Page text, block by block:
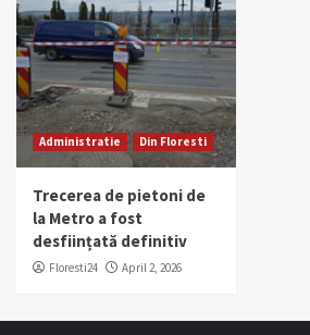
Administratie Din Floresti
Trecerea de pietoni de
la Metro a fost
desființată definitiv
Floresti24 April 2, 2026